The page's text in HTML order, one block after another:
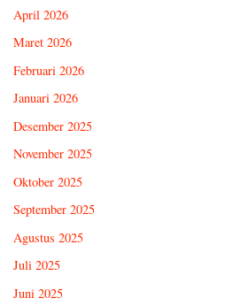
April 2026
Maret 2026
Februari 2026
Januari 2026
Desember 2025
November 2025
Oktober 2025
September 2025
Agustus 2025
Juli 2025
Juni 2025